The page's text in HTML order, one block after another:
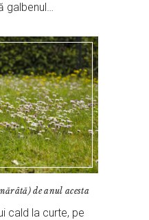
galbenul…
de anul acesta
cald la curte, pe